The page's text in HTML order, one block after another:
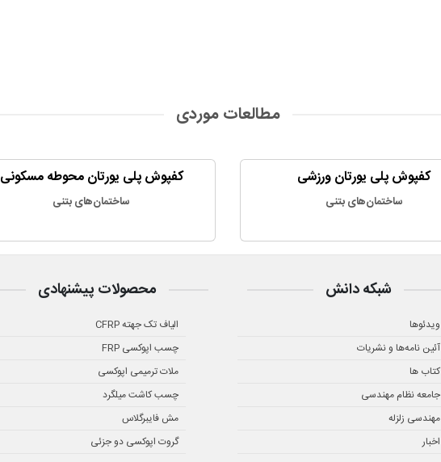
مطالعات موردی
کفپوش پلی یورتان ورزشی
ساختمان‌های بتنی
کفپوش پلی یورتان محوطه مسکونی
ساختمان‌های بتنی
شبکه دانش
ویدئوها
آئین نامه‌ها و نشریات
کتاب ها
جامعه نظام مهندسی
مهندسی زلزله
اخبار
محصولات پیشنهادی
الیاف تک جهته CFRP
چسب اپوکسی FRP
ملات ترمیمی اپوکسی
چسب کاشت میلگرد
مش فایبرگلاس
گروت اپوکسی دو جزئی